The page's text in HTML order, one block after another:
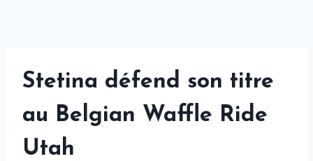
Stetina défend son titre
au Belgian Waffle Ride
Utah